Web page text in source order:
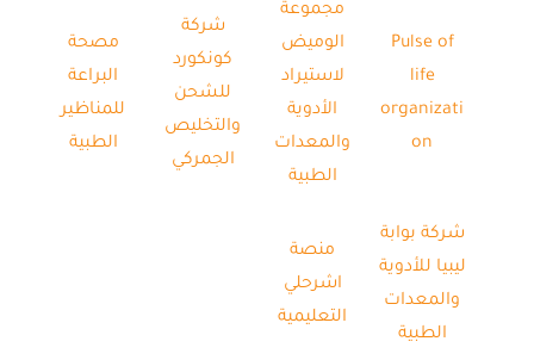
Pulse of
life
organizati
on
مجموعة
الوميض
لاستيراد
الأدوية
والمعدات
الطبية
شركة
كونكورد
للشحن
والتخليص
الجمركي
مصحة
البراعة
للمناظير
الطبية
شركة بوابة
ليبيا للأدوية
والمعدات
الطبية
منصة
اشرحلي
التعليمية